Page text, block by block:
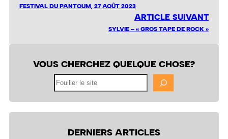
FESTIVAL DU PANTOUM, 27 AOÛT 2023
ARTICLE SUIVANT
SYLVIE – « GROS TAPE DE ROCK »
VOUS CHERCHEZ QUELQUE CHOSE?
DERNIERS ARTICLES